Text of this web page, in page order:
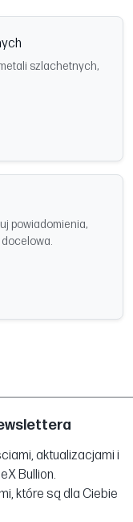
szlachetnych,
powiadomienia,
aktualizacjami i
Bullion.
które są dla Ciebie